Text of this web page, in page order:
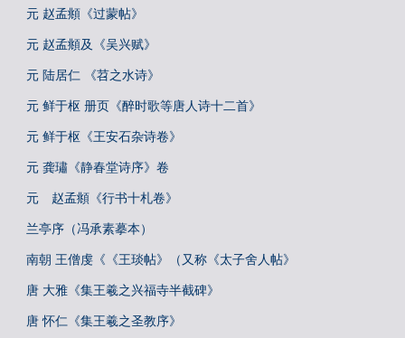
元 赵孟頫《过蒙帖》
元 赵孟頫及《吴兴赋》
元 陆居仁 《苕之水诗》
元 鲜于枢 册页《醉时歌等唐人诗十二首》
元 鲜于枢《王安石杂诗卷》
元 龚璛《静春堂诗序》卷
元 赵孟頫《行书十札卷》
兰亭序（冯承素摹本）
南朝 王僧虔《《王琰帖》（又称《太子舍人帖》
唐 大雅《集王羲之兴福寺半截碑》
唐 怀仁《集王羲之圣教序》